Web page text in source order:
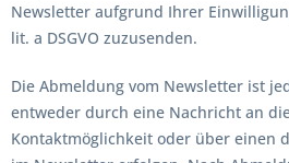
Newsletter aufgrund Ihrer
lit. a DSGVO zuzusenden.
Die Abmeldung vom Newsletter ist
entweder durch eine Nachricht an
Kontaktmöglichkeit oder über einen